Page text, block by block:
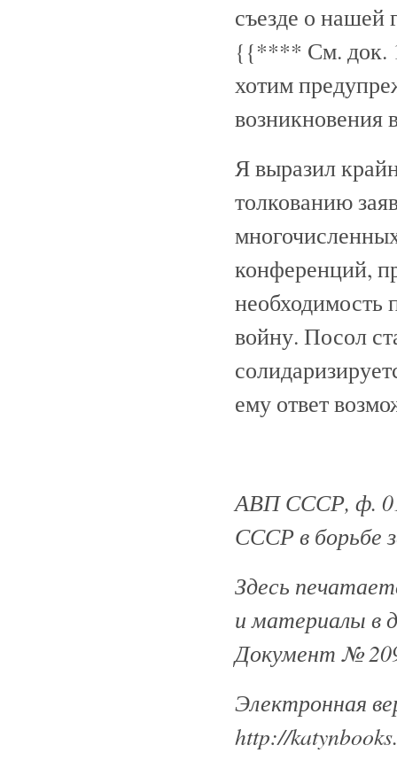
съезде о нашей
{{**** См. док.
хотим
возникновения
Я выразил
толкованию
конференций,
необходимость
войну. Посол
ему ответ
АВП СССР, ф.
СССР в борьбе
Здесь
и материалы в
Документ №
Электронная
http://